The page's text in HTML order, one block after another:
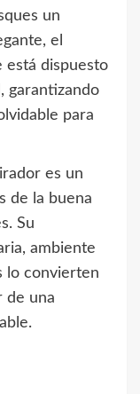
un
el
está dispuesto
garantizando
para
es un
de la buena
Su
ambiente
lo convierten
de una